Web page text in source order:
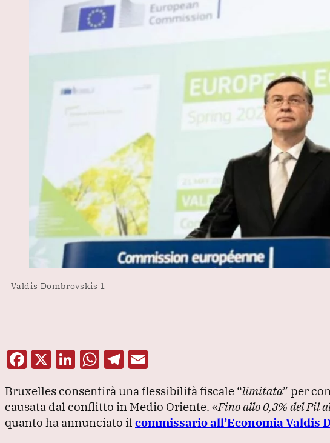
Valdis Dombrovskis 1
F
c
e
X Li
k
e
W
at
s
T
e
gr
ai
l
Bruxelles consentirà una flessibilità fiscale “limitata” per
causata dal conflitto in Medio Oriente. «Fino allo 0,3% del Pil
quanto ha annunciato il commissario all’Economia Valdis